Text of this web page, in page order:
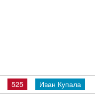
525 Иван Купала